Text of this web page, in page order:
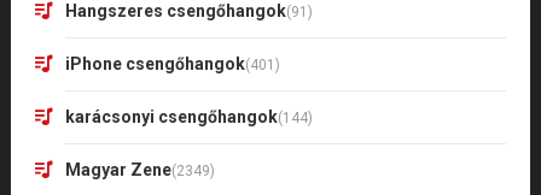
Hangszeres csengőhangok(91)
iPhone csengőhangok(401)
karácsonyi csengőhangok(144)
Magyar Zene(2349)